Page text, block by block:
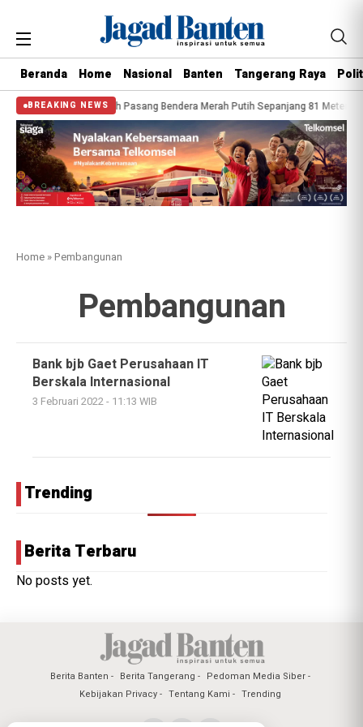
Beranda Home Nasional Banten Tangerang Raya
BREAKING NEWS
Kelurahan Cipondoh Pasang Bendera Merah Putih Sepanjang 81 Meter
Home »Pembangunan
Pembangunan
Bank bjb Gaet Perusahaan IT
Berskala Internasional
3 Februari 2022 - 11:13 WIB
Trending
Berita Terbaru
No posts yet.
Berita Banten Berita Tangerang
Pedoman Media Siber
Kebijakan Privacy
Tentang Kami Trending